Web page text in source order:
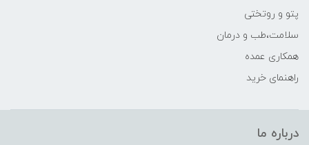
پتو و روتختی
سلامت،طب و درمان
همکاری عمده
راهنمای خرید
درباره ما